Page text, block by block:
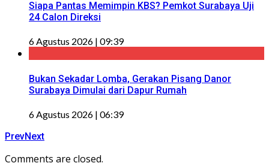
Siapa Pantas Memimpin KBS? Pemkot Surabaya Uji
24 Calon Direksi
6 Agustus 2026 | 09:39
Bukan Sekadar Lomba, Gerakan Pisang Danor
Surabaya Dimulai dari Dapur Rumah
6 Agustus 2026 | 06:39
PrevNext
Comments are closed.